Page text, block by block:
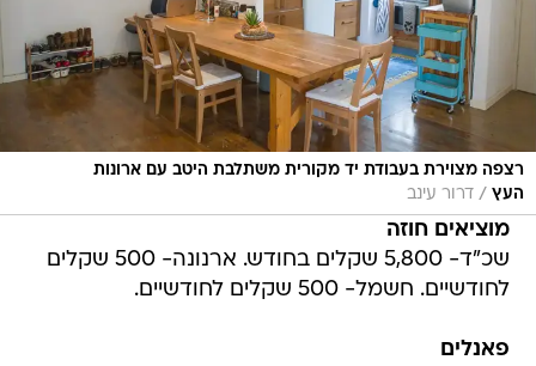
רצפה מצוירת בעבודת יד מקורית משתלבת היטב עם ארונות
העץ / דרור עינב
מוציאים חוזה
שכ"ד- 5,800 שקלים בחודש. ארנונה- 500 שקלים
לחודשיים. חשמל- 500 שקלים לחודשיים.
פאנלים